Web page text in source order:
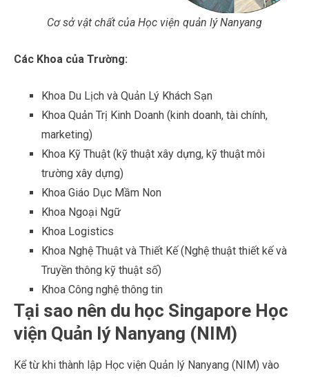
Cơ sở vật chất của Học viện quản lý Nanyang
Các Khoa của Trường:
Khoa Du Lịch và Quản Lý Khách Sạn
Khoa Quản Trị Kinh Doanh (kinh doanh, tài chính,
marketing)
Khoa Kỹ Thuật (kỹ thuật xây dựng, kỹ thuật môi
trường xây dựng)
Khoa Giáo Dục Mầm Non
Khoa Ngoại Ngữ
Khoa Logistics
Khoa Nghệ Thuật và Thiết Kế (Nghệ thuật thiết kế và
Truyền thông kỹ thuật số)
Khoa Công nghệ thông tin
Tại sao nên du học Singapore Học
viện Quản lý Nanyang (NIM)
Kể từ khi thành lập Học viện Quản lý Nanyang (NIM) vào